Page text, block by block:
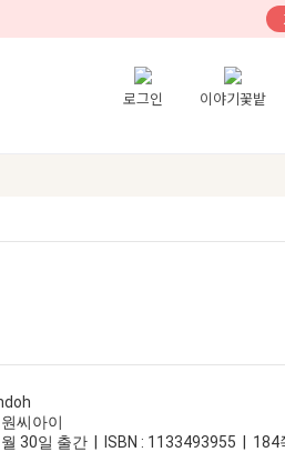
로그인 이야기꽃밭
씨아이
30일 출간 | ISBN : 1133493955 | 184